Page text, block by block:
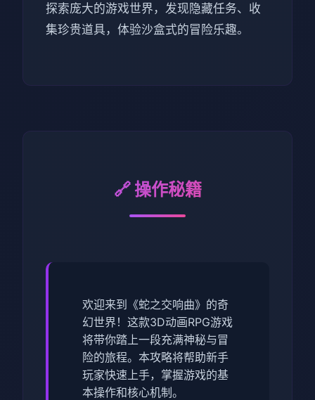
探索庞大的游戏世界，发现隐藏任务、收
集珍贵道具，体验沙盒式的冒险乐趣。
🔗 操作秘籍
欢迎来到《蛇之交响曲》的奇
幻世界！这款3D动画RPG游戏
将带你踏上一段充满神秘与冒
险的旅程。本攻略将帮助新手
玩家快速上手，掌握游戏的基
本操作和核心机制。